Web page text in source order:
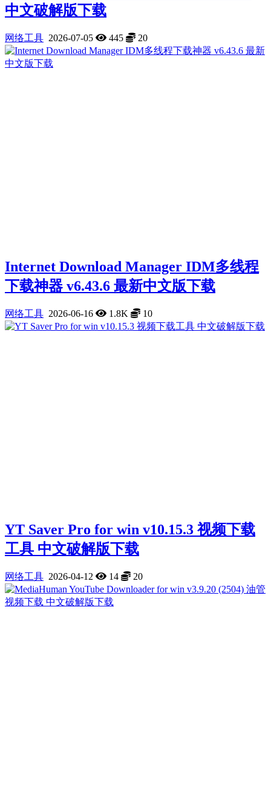
中文破解版下载
网络工具 2026-07-05 445 20
Internet Download Manager IDM多线程
下载神器 v6.43.6 最新中文版下载
网络工具 2026-06-16 1.8K 10
YT Saver Pro for win v10.15.3 视频下载
工具 中文破解版下载
网络工具 2026-04-12 14 20